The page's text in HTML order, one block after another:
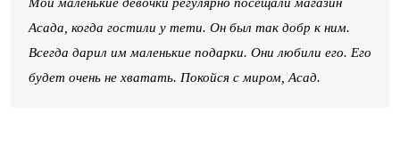
Асада, когда гостили у тети. Он был так добр к ним.
Всегда дарил им маленькие подарки. Они любили его. Его
будет очень не хватать. Покойся с миром, Асад.